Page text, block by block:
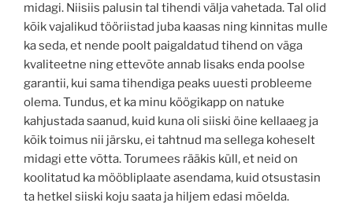
midagi. Niisiis palusin tal tihendi välja vahetada. Tal olid
kõik vajalikud tööriistad juba kaasas ning kinnitas mulle
ka seda, et nende poolt paigaldatud tihend on väga
kvaliteetne ning ettevõte annab lisaks enda poolse
garantii, kui sama tihendiga peaks uuesti probleeme
olema. Tundus, et ka minu köögikapp on natuke
kahjustada saanud, kuid kuna oli siiski öine kellaaeg ja
kõik toimus nii järsku, ei tahtnud ma sellega koheselt
midagi ette võtta. Torumees rääkis küll, et neid on
koolitatud ka mööbliplaate asendama, kuid otsustasin
ta hetkel siiski koju saata ja hiljem edasi mõelda.